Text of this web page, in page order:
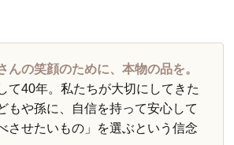
んの笑顔のために、本物の品を。
て40年。私たちが大切にしてきた
もや孫に、自信を持って安心して
させたいもの」を選ぶという信念